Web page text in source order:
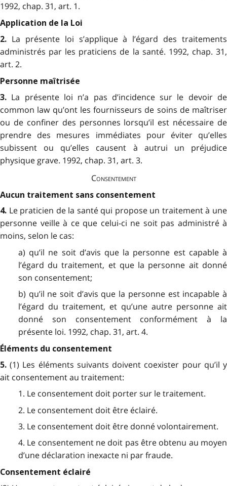
1992, chap. 31, art. 1.
Application de la Loi
2. La présente loi s’applique à l’égard des traitements
administrés par les praticiens de la santé. 1992, chap. 31,
art. 2.
Personne maîtrisée
3. La présente loi n’a pas d’incidence sur le devoir de
common law qu’ont les fournisseurs de soins de maîtriser
ou de confiner des personnes lorsqu’il est nécessaire de
prendre des mesures immédiates pour éviter qu’elles
subissent ou qu’elles causent à autrui un préjudice
physique grave. 1992, chap. 31, art. 3.
Consentement
Aucun traitement sans consentement
4. Le praticien de la santé qui propose un traitement à une
personne veille à ce que celui-ci ne soit pas administré à
moins, selon le cas:
a) qu’il ne soit d’avis que la personne est capable à
l’égard du traitement, et que la personne ait donné
son consentement;
b) qu’il ne soit d’avis que la personne est incapable à
l’égard du traitement, et qu’une autre personne ait
donné son consentement conformément à la
présente loi. 1992, chap. 31, art. 4.
Éléments du consentement
5.(1) Les éléments suivants doivent coexister pour qu’il y
ait consentement au traitement:
1. Le consentement doit porter sur le traitement.
2. Le consentement doit être éclairé.
3. Le consentement doit être donné volontairement.
4. Le consentement ne doit pas être obtenu au moyen
d’une déclaration inexacte ni par fraude.
Consentement éclairé